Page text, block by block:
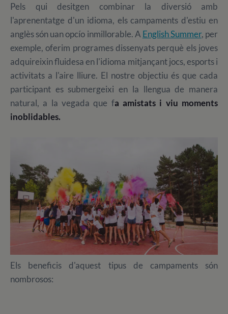
Pels qui desitgen combinar la diversió amb
l'aprenentatge d'un idioma, els campaments d'estiu en
anglès són uan opcío inmillorable. A English Summer, per
exemple, oferim programes dissenyats perquè els joves
adquireixin fluidesa en l'idioma mitjançant jocs, esports i
activitats a l'aire lliure. El nostre objectiu és que cada
participant es submergeixi en la llengua de manera
natural, a la vegada que fa amistats i viu moments
inoblidables.
Els beneficis d'aquest tipus de campaments són
nombrosos: